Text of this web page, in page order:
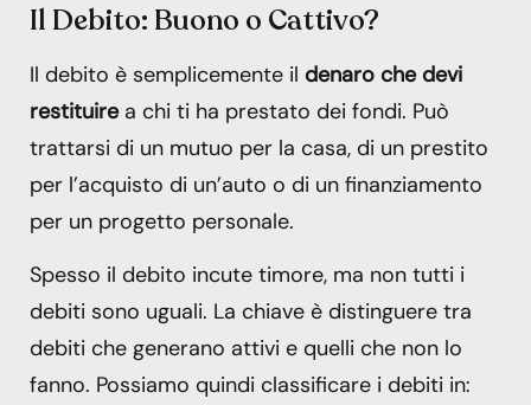
Il Debito: Buono o Cattivo?
Il debito è semplicemente il denaro che devi
restituirea chi ti ha prestato dei fondi. Può
trattarsi di un mutuo per la casa, di un prestito
per l’acquisto di un’auto o di un finanziamento
per un progetto personale.
Spesso il debito incute timore, ma non tutti i
debiti sono uguali. La chiave è distinguere tra
debiti che generano attivi e quelli che non lo
fanno. Possiamo quindi classificare i debiti in: